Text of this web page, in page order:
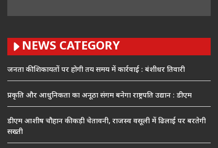
NEWS CATEGORY
जनता की शिकायतों पर होगी तय समय में कार्रवाई : बंशीधर तिवारी
प्रकृति और आधुनिकता का अनूठा संगम बनेगा राष्ट्रपति उद्यान : डीएम
डीएम आशीष चौहान की कड़ी चेतावनी, राजस्व वसूली में ढिलाई पर बरतेगी
सख्ती